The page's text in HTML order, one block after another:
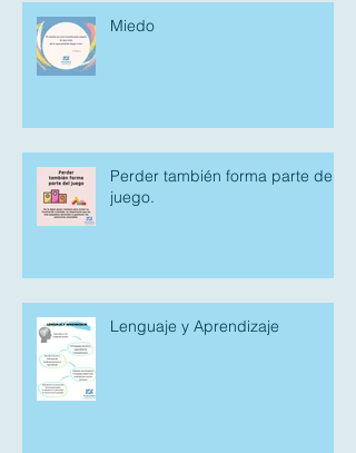
Miedo
Perder también forma parte del
juego.
Lenguaje y Aprendizaje